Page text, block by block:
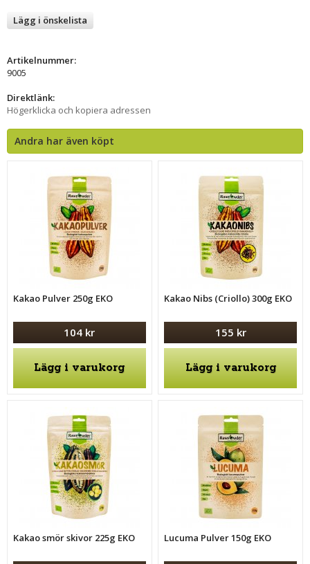
Lägg i önskelista
Artikelnummer:
9005
Direktlänk:
Högerklicka och kopiera adressen
Andra har även köpt
Kakao Pulver 250g EKO
104 kr
Lägg i varukorg
Kakao Nibs (Criollo) 300g EKO
155 kr
Lägg i varukorg
Kakao smör skivor 225g EKO Lucuma Pulver 150g EKO